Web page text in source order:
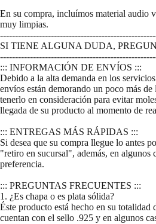
En su compra, incluímos material audio
muy limpias.
SI TIENE ALGUNA DUDA,
::: INFORMACIÓN DE ENVÍOS :::
Debido a la alta demanda en los
envíos están demorando un poco más
tenerlo en consideración para evitar
llegada de su producto al momento de
::: ENTREGAS MÁS RÁPIDAS :::
Si desea que su compra llegue lo antes
"retiro en sucursal", además, en algunos
preferencia.
::: PREGUNTAS FRECUENTES :::
1. ¿Es chapa o es plata sólida?
Éste producto está hecho en su
cuentan con el sello .925 y en algunos